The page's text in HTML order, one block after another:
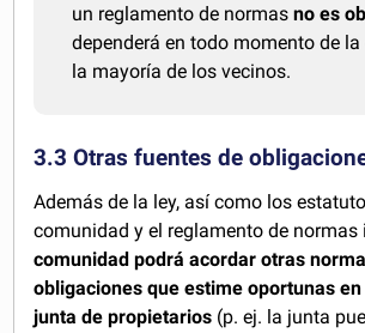
un reglamento de normasno es
dependerá en todo momento de
la mayoría de los vecinos.
3.3 Otras fuentes de
Además de la ley, así como los
comunidad y el reglamento de normas
comunidad podrá acordar otras
obligaciones que estime oportunas
junta de propietarios (p. ej. la junta